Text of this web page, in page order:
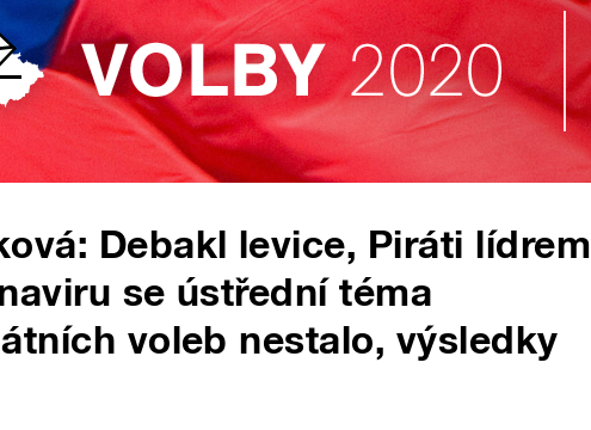
Debakl levice, Piráti lídrem
se ústřední téma
voleb nestalo, výsledky